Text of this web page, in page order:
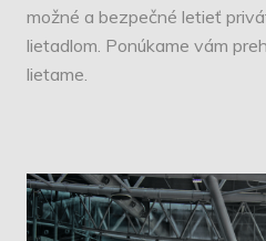
možné a bezpečné letieť
lietadlom. Ponúkame vám
lietame.